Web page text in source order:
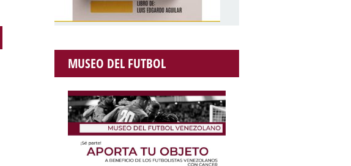
MUSEO DEL FUTBOL